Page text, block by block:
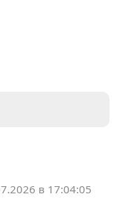
в 17:04:05